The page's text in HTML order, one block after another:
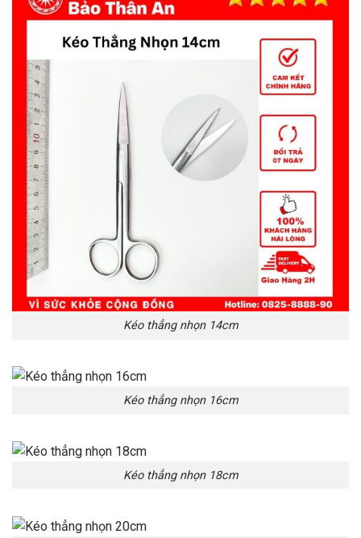
Kéo thẳng nhọn 14cm
Kéo thẳng nhọn 16cm
Kéo thẳng nhọn 18cm